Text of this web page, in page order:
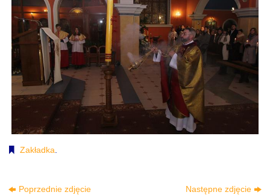
Zakładka.
Poprzednie zdjęcie Następne zdjęcie